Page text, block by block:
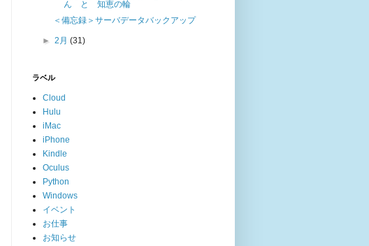
ん と 知恵の輪
＜備忘録＞サーバデータバックアップ
►2月(31)
ラベル
Cloud
Hulu
iMac
iPhone
Kindle
Oculus
Python
Windows
イベント
お仕事
お知らせ